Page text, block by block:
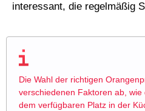
interessant, die regelmäßig
Die Wahl der richtigen
verschiedenen Faktoren ab,
dem verfügbaren Platz in der